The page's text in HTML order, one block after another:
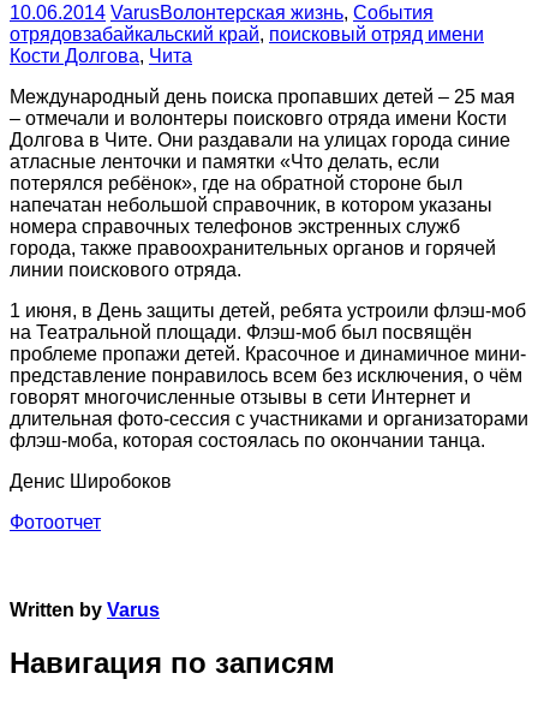
10.06.2014 VarusВолонтерская жизнь, События
отрядовзабайкальский край, поисковый отряд имени
Кости Долгова, Чита
Международный день поиска пропавших детей – 25 мая
– отмечали и волонтеры поисковго отряда имени Кости
Долгова в Чите. Они раздавали на улицах города синие
атласные ленточки и памятки «Что делать, если
потерялся ребёнок», где на обратной стороне был
напечатан небольшой справочник, в котором указаны
номера справочных телефонов экстренных служб
города, также правоохранительных органов и горячей
линии поискового отряда.
1 июня, в День защиты детей, ребята устроили флэш-моб
на Театральной площади. Флэш-моб был посвящён
проблеме пропажи детей. Красочное и динамичное мини-
представление понравилось всем без исключения, о чём
говорят многочисленные отзывы в сети Интернет и
длительная фото-сессия с участниками и организаторами
флэш-моба, которая состоялась по окончании танца.
Денис Широбоков
Фотоотчет
Written by Varus
Навигация по записям